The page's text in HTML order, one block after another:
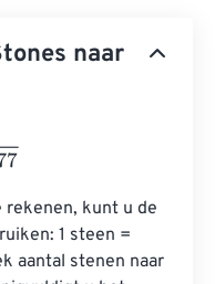
naar
rekenen, kunt u de
1 steen =
aantal stenen naar